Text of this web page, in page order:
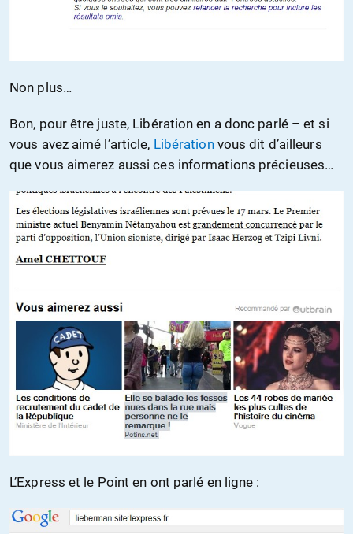
Non plus…
Bon, pour être juste, Libération en a donc parlé – et si
vous avez aimé l’article, Libération vous dit d’ailleurs
que vous aimerez aussi ces informations précieuses…
L’Express et le Point en ont parlé en ligne :